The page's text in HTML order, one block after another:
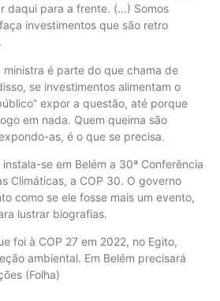
daqui para a frente. (…) Somos
investimentos que são retro
ministra é parte do que chama de
se investimentos alimentam o
expor a questão, até porque
em nada. Quem queima são
as, é o que se precisa.
se em Belém a 30ª Conferência
Climáticas, a COP 30. O governo
como se ele fosse mais um evento,
lustrar biografias.
foi à COP 27 em 2022, no Egito,
ambiental. Em Belém precisará
(Folha)